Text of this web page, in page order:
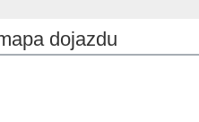
dojazdu